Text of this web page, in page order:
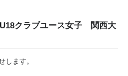
クラブユース女子 関西大
します。